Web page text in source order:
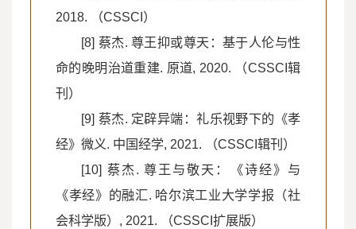
2018. （CSSCI）
[8] 蔡杰. 尊王抑或尊天：基于人伦与性
命的晚明治道重建. 原道, 2020. （CSSCI辑
刊）
[9] 蔡杰. 定辟异端：礼乐视野下的《孝
经》微义. 中国经学, 2021. （CSSCI辑刊）
[10] 蔡杰. 尊王与敬天：《诗经》与
《孝经》的融汇. 哈尔滨工业大学学报（社
会科学版）, 2021. （CSSCI扩展版）